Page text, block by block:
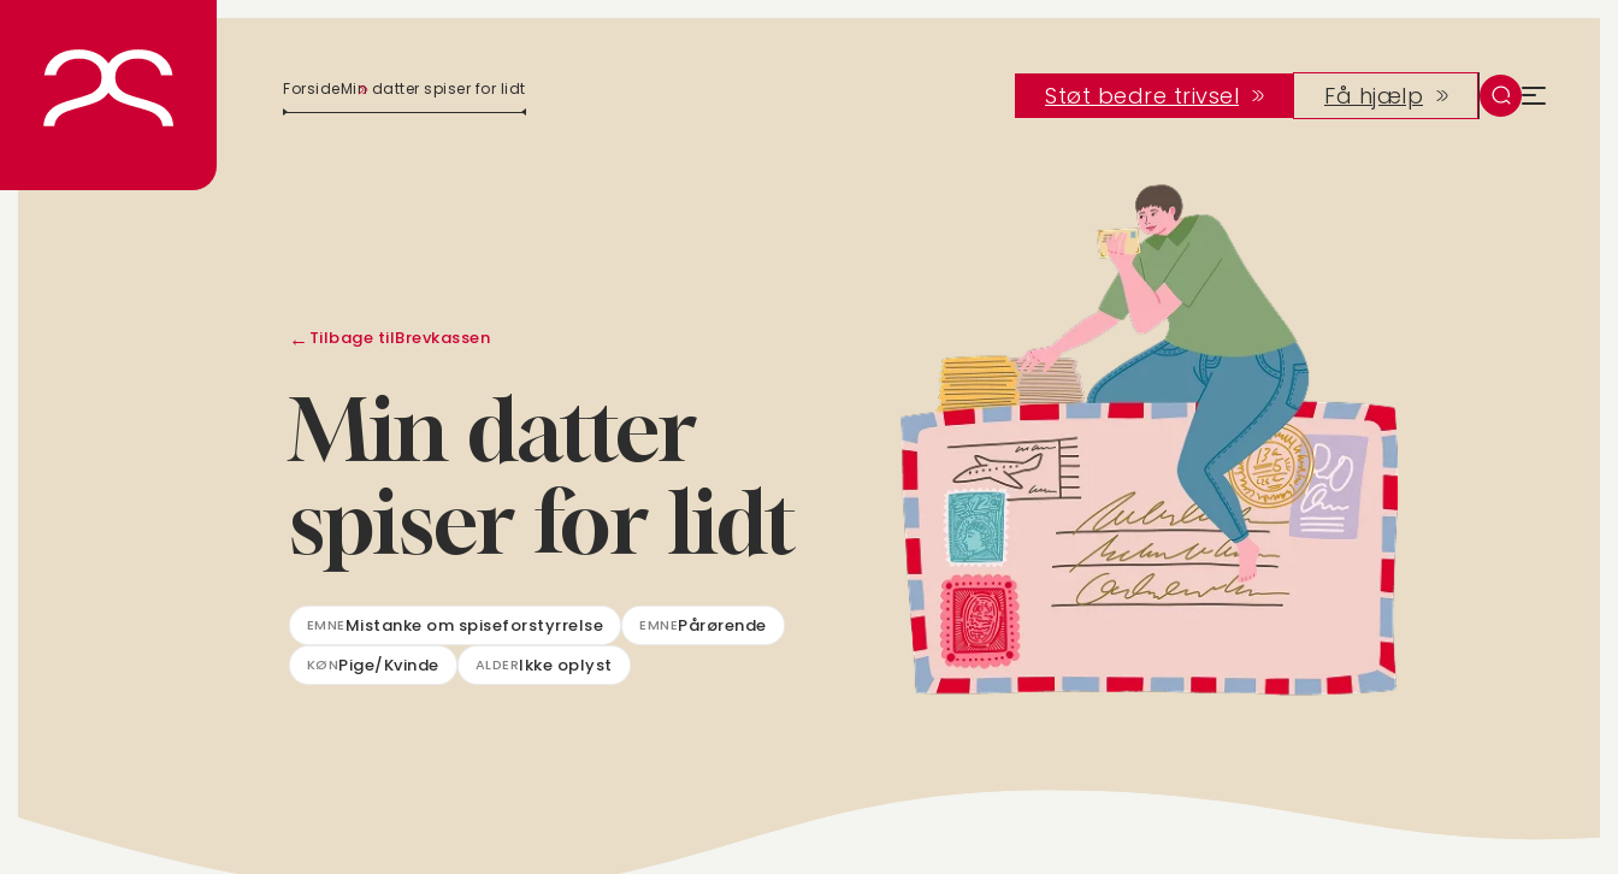
indhold
ForsideMin datter spiser for lidt Støt bedre trivsel Få hjælp
Tilbage tilBrevkassen
Min datter
spiser for lidt
EMNEMistanke om spiseforstyrrelse EMNEPårørende
KØNPige/Kvinde ALDERIkke oplyst